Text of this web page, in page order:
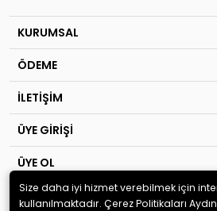
KURUMSAL
ÖDEME
İLETİŞİM
ÜYE GİRİŞİ
ÜYE OL
© 2020 TIP KİM SAN Ltd.Şti . Tüm
Size daha iyi hizmet verebilmek için
kullanılmaktadır. Çerez Politikaları